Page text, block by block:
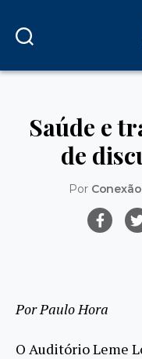
Saúde e
de
Por Conexão
Por Paulo Hora
O Auditório Leme